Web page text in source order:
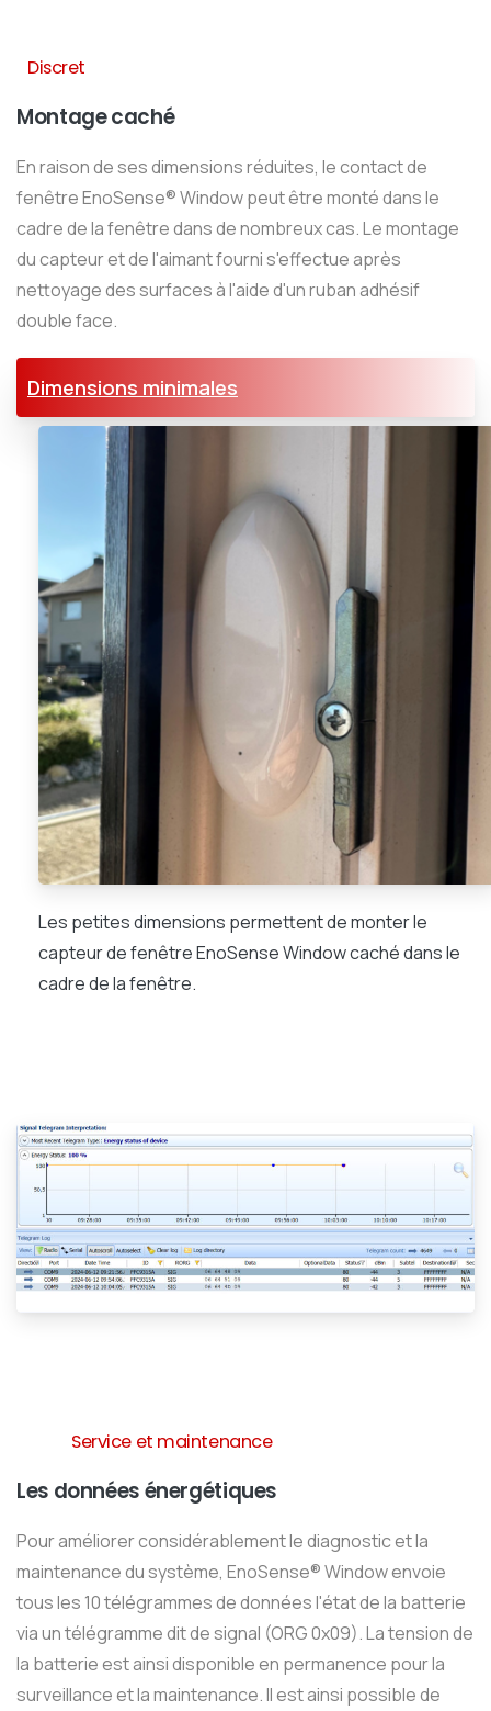
Discret
Montage caché
En raison de ses dimensions réduites, le contact de
fenêtre EnoSense® Window peut être monté dans le
cadre de la fenêtre dans de nombreux cas. Le montage
du capteur et de l'aimant fourni s'effectue après
nettoyage des surfaces à l'aide d'un ruban adhésif
double face.
Dimensions minimales
Les petites dimensions permettent de monter le
capteur de fenêtre EnoSense Window caché dans le
cadre de la fenêtre.
Service et maintenance
Les données énergétiques
Pour améliorer considérablement le diagnostic et la
maintenance du système, EnoSense® Window envoie
tous les 10 télégrammes de données l'état de la batterie
via un télégramme dit de signal (ORG 0x09). La tension de
la batterie est ainsi disponible en permanence pour la
surveillance et la maintenance. Il est ainsi possible de